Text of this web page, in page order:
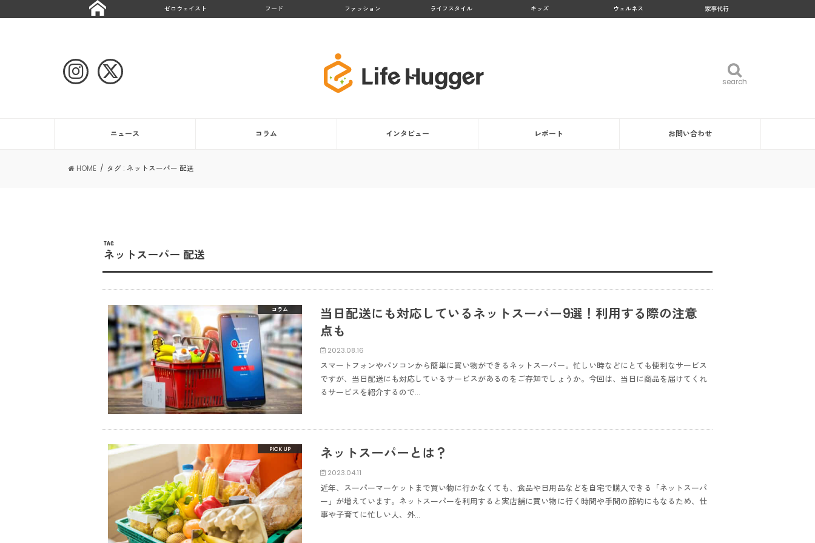
ゼロウェイスト フード ファッション ライフスタイル キッズ ウェルネス 家事代行
search
search
ニュース コラム インタビュー レポート お問い合わせ
HOME タグ : ネットスーパー 配送
TAG
ネットスーパー 配送
コラム
当日配送にも対応しているネットスーパー9選！利用する際の注意
点も
2023.08.16
スマートフォンやパソコンから簡単に買い物ができるネットスーパー。忙しい時などにとても便利なサービス
ですが、当日配送にも対応しているサービスがあるのをご存知でしょうか。今回は、当日に商品を届けてくれ
るサービスを紹介するので…
ネットスーパーとは？
2023.04.11
近年、スーパーマーケットまで買い物に行かなくても、食品や日用品などを自宅で購入できる「ネットスーパ
ー」が増えています。ネットスーパーを利用すると実店舗に買い物に行く時間や手間の節約にもなるため、仕
事や子育てに忙しい人、外…